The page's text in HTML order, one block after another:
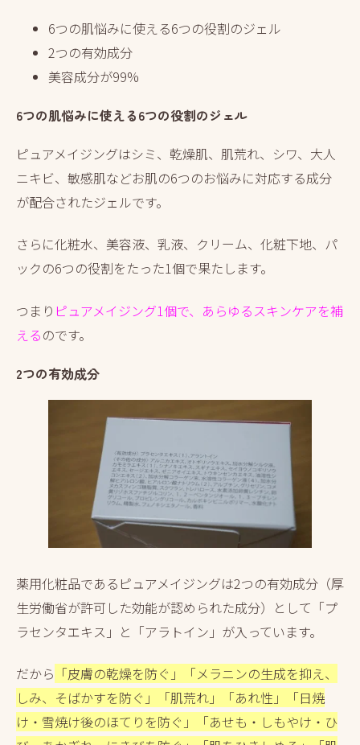
6つの肌悩みに使える6つの役割のジェル
2つの有効成分
美容成分が99%
6つの肌悩みに使える6つの役割のジェル
ピュアメイジングはシミ、乾燥肌、肌荒れ、シワ、大人
ニキビ、敏感肌などお肌の6つのお悩みに対応する成分
が配合されたジェルです。
さらに化粧水、美容液、乳液、クリーム、化粧下地、パ
ックの6つの役割をたった1個で果たします。
つまり ピュアメイジング1個で、あらゆるスキンケアを補
えるのです。
2つの有効成分
薬用化粧品であるピュアメイジングは2つの有効成分（厚
生労働省が許可した効能が認められた成分）として「プ
ラセンタエキス」と「アラトイン」が入っています。
だから 「皮膚の乾燥を防ぐ」「メラニンの生成を抑え、
しみ、そばかすを防ぐ」「肌荒れ」「あれ性」「日焼
け・雪焼け後のほてりを防ぐ」「あせも・しもやけ・ひ